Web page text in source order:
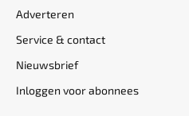
Adverteren
Service & contact
Nieuwsbrief
Inloggen voor abonnees